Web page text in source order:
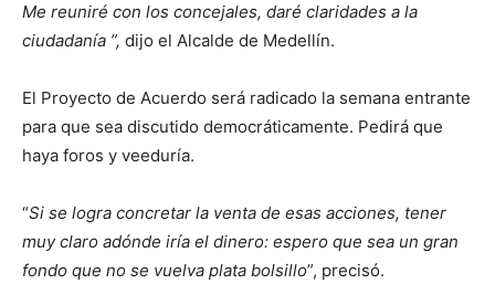
Me reuniré con los concejales, daré claridades a la
ciudadanía ”, dijo el Alcalde de Medellín.
El Proyecto de Acuerdo será radicado la semana entrante
para que sea discutido democráticamente. Pedirá que
haya foros y veeduría.
“Si se logra concretar la venta de esas acciones, tener
muy claro adónde iría el dinero: espero que sea un gran
fondo que no se vuelva plata bolsillo”, precisó.